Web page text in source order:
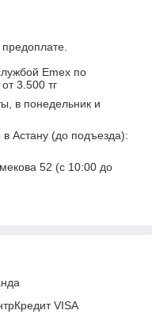
Emex по
3.500 тг
в понедельник и
Астану (до подъезда):
52 (с 10:00 до
VISA